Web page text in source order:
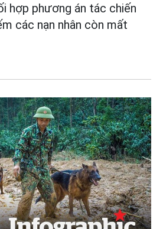
hợp phương án tác chiến
các nạn nhân còn mất